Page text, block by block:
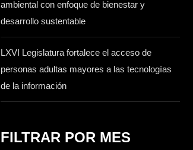
ambiental con enfoque de bienestar y
desarrollo sustentable
LXVI Legislatura fortalece el acceso de
personas adultas mayores a las tecnologías
de la información
FILTRAR POR MES